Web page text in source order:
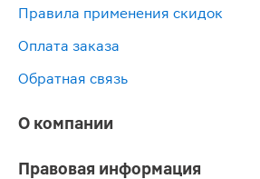
Правила применения скидок
Оплата заказа
Обратная связь
О компании
Правовая информация